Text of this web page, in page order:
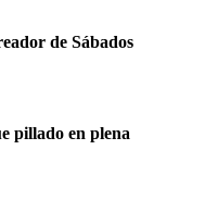
de Sábados
pillado en plena